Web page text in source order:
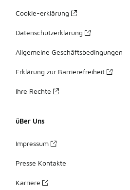
Cookie-erklärung
Datenschutzerklärung
Allgemeine Geschäftsbedingungen
Erklärung zur Barrierefreiheit
Ihre Rechte
üBer Uns
Impressum
Presse Kontakte
Karriere